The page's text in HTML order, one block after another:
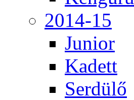
2014-15
Junior
Kadett
Serdülő